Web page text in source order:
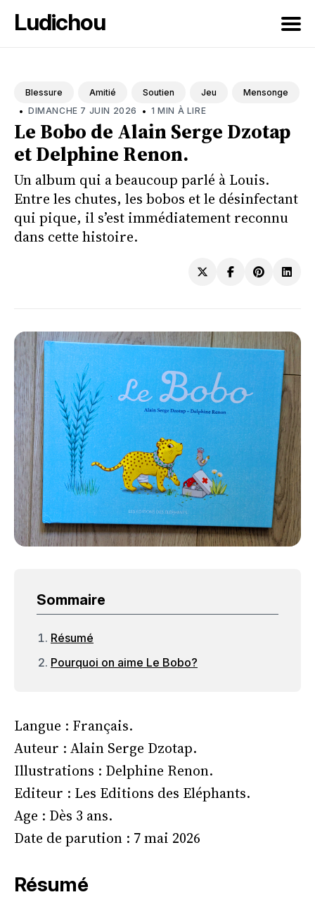
Ludichou
blog
Blessure Amitié Soutien Jeu Mensonge
• DIMANCHE 7 JUIN 2026 • 1 MIN À LIRE
Le Bobo de Alain Serge Dzotap
et Delphine Renon.
Un album qui a beaucoup parlé à Louis.
Entre les chutes, les bobos et le désinfectant
qui pique, il s’est immédiatement reconnu
dans cette histoire.
Sommaire
Résumé
Pourquoi on aime Le Bobo?
Langue : Français.
Auteur : Alain Serge Dzotap.
Illustrations : Delphine Renon.
Editeur : Les Editions des Eléphants.
Age : Dès 3 ans.
Date de parution : 7 mai 2026
Résumé